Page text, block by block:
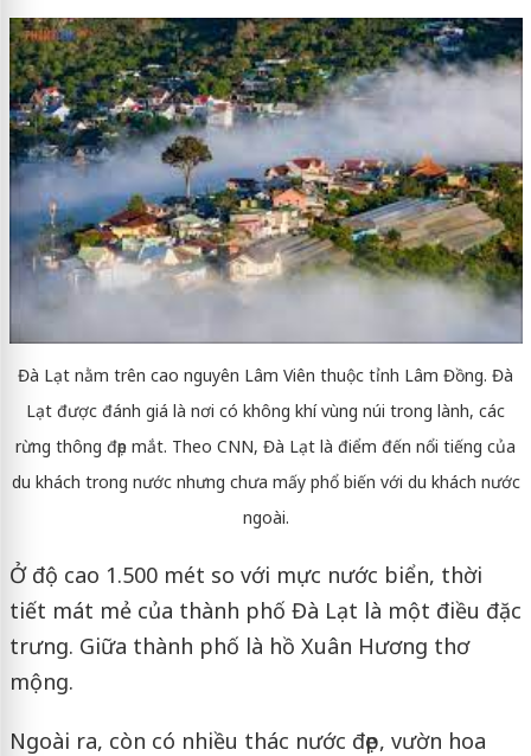
Đà Lạt nằm trên cao nguyên Lâm Viên thuộc tỉnh Lâm Đồng. Đà
Lạt được đánh giá là nơi có không khí vùng núi trong lành, các
rừng thông đẹp mắt. Theo CNN, Đà Lạt là điểm đến nổi tiếng của
du khách trong nước nhưng chưa mấy phổ biến với du khách nước
ngoài.
Ở độ cao 1.500 mét so với mực nước biển, thời
tiết mát mẻ của thành phố Đà Lạt là một điều đặc
trưng. Giữa thành phố là hồ Xuân Hương thơ
mộng.
Ngoài ra, còn có nhiều thác nước đẹp, vườn hoa